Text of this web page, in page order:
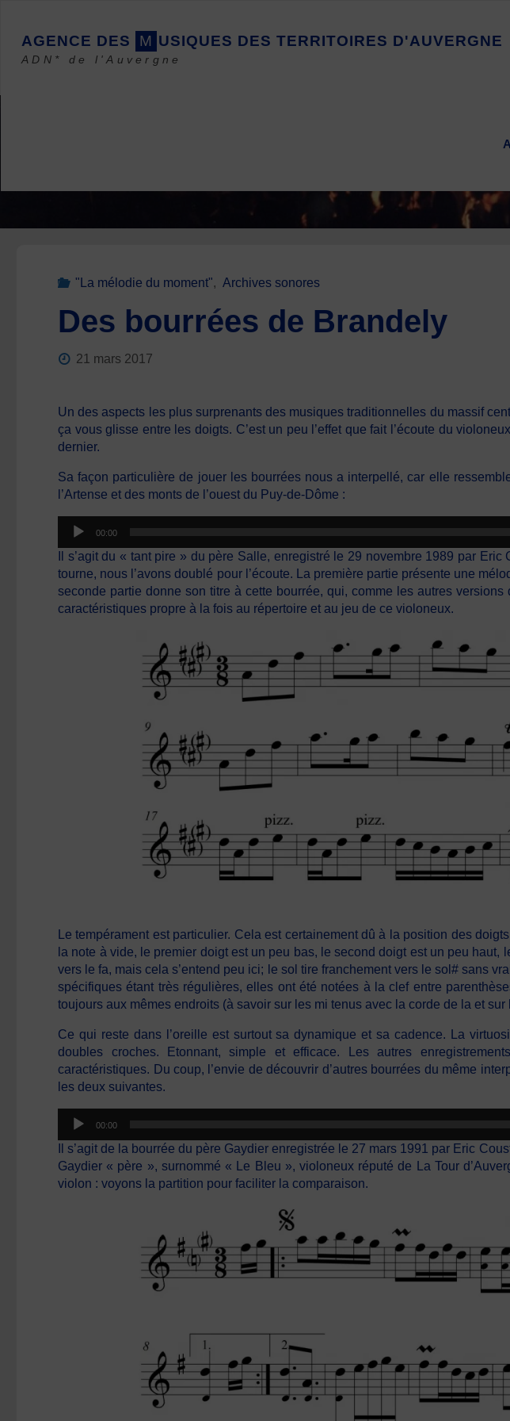
content
AGENCE DES M USIQUES DES TERRITOIRES D'AUVERGNE
ADN* de l'Auvergne
"La mélodie du moment", Archives sonores
Des bourrées de Brandely
21 mars 2017
Un des aspects les plus surprenants des musiques traditionnelles du massif
ça vous glisse entre les doigts. C’est un peu l’effet que fait l’écoute du
dernier.
Sa façon particulière de jouer les bourrées nous a interpellé, car elle
l’Artense et des monts de l’ouest du Puy-de-Dôme :
Lecteur
audio
00:00
Il s’agit du « tant pire » du père Salle, enregistré le 29 novembre 1989 par
tourne, nous l’avons doublé pour l’écoute. La première partie présente une
seconde partie donne son titre à cette bourrée, qui, comme les autres
caractéristiques propre à la fois au répertoire et au jeu de ce violoneux.
Le tempérament est particulier. Cela est certainement dû à la position des
la note à vide, le premier doigt est un peu bas, le second doigt est un peu
vers le fa, mais cela s’entend peu ici; le sol tire franchement vers le sol# sans
spécifiques étant très régulières, elles ont été notées à la clef entre
toujours aux mêmes endroits (à savoir sur les mi tenus avec la corde de la et sur
Ce qui reste dans l’oreille est surtout sa dynamique et sa cadence. La
doubles croches. Etonnant, simple et efficace. Les autres
caractéristiques. Du coup, l’envie de découvrir d’autres bourrées du même
les deux suivantes.
Lecteur
audio
00:00
Il s’agit de la bourrée du père Gaydier enregistrée le 27 mars 1991 par Eric
Gaydier « père », surnommé « Le Bleu », violoneux réputé de La Tour
violon : voyons la partition pour faciliter la comparaison.